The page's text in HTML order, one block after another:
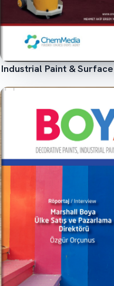
Industrial Paint & Surface